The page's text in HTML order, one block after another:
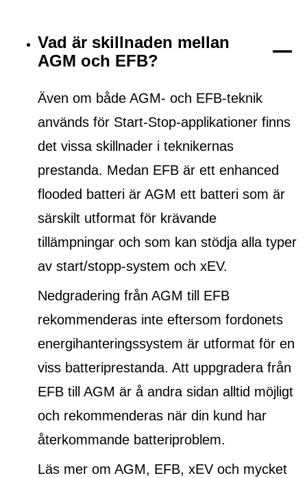
Vad är skillnaden mellan
AGM och EFB?
Även om både AGM- och EFB-teknik
används för Start-Stop-applikationer finns
det vissa skillnader i teknikernas
prestanda. Medan EFB är ett enhanced
flooded batteri är AGM ett batteri som är
särskilt utformat för krävande
tillämpningar och som kan stödja alla typer
av start/stopp-system och xEV.
Nedgradering från AGM till EFB
rekommenderas inte eftersom fordonets
energihanteringssystem är utformat för en
viss batteriprestanda. Att uppgradera från
EFB till AGM är å andra sidan alltid möjligt
och rekommenderas när din kund har
återkommande batteriproblem.
Läs mer om AGM, EFB, xEV och mycket